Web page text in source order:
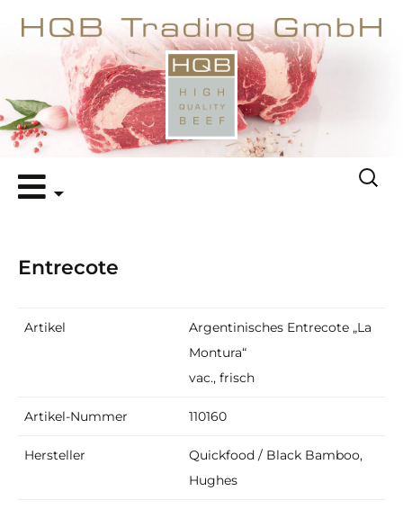
Inhalt
nach:
Entrecote
Artikel
Argentinisches Entrecote „La
Montura“
vac., frisch
Artikel-Nummer 110160
Hersteller
Quickfood / Black Bamboo,
Hughes